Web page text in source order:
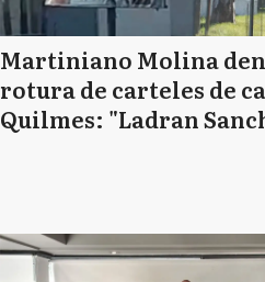
Martiniano Molina
rotura de carteles de
Quilmes: "Ladran